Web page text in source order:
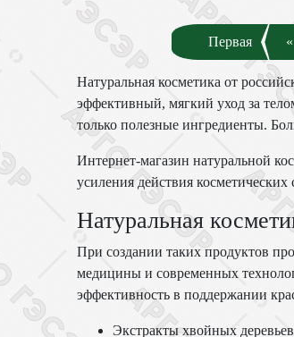
Первая «
Натуральная косметика от
эффективный, мягкий уход за
только полезные ингредиенты.
Интернет-магазин натуральной
усиления действия косметических
Натуральная
При создании таких продуктов
медицины и современных
эффективность в поддержании
Экстракты хвойных